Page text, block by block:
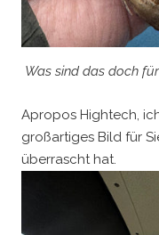
Was sind das doch
Apropos Hightech,
großartiges Bild für
überrascht hat.